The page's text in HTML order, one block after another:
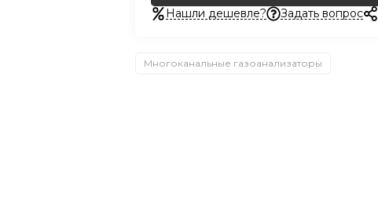
Нашли дешевле? Задать вопрос
Многоканальные газоанализаторы